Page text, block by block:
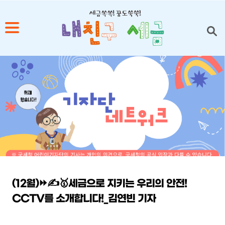
1
4
5
(12월)⏩✍🥇세금으로 지키는 우리의 안전!
CCTV를 소개합니다!_김연빈 기자